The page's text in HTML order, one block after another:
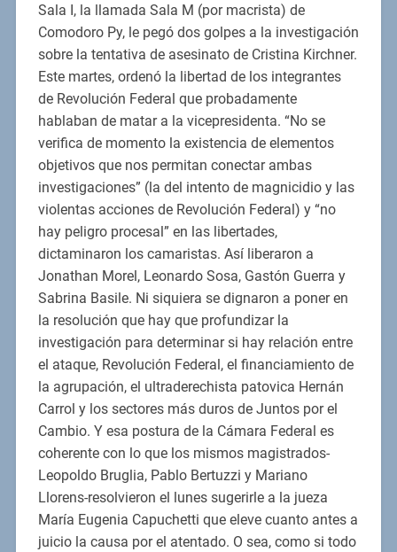
Sala I, la llamada Sala M (por macrista) de
Comodoro Py, le pegó dos golpes a la investigación
sobre la tentativa de asesinato de Cristina Kirchner.
Este martes, ordenó la libertad de los integrantes
de Revolución Federal que probadamente
hablaban de matar a la vicepresidenta. “No se
verifica de momento la existencia de elementos
objetivos que nos permitan conectar ambas
investigaciones” (la del intento de magnicidio y las
violentas acciones de Revolución Federal) y “no
hay peligro procesal” en las libertades,
dictaminaron los camaristas. Así liberaron a
Jonathan Morel, Leonardo Sosa, Gastón Guerra y
Sabrina Basile. Ni siquiera se dignaron a poner en
la resolución que hay que profundizar la
investigación para determinar si hay relación entre
el ataque, Revolución Federal, el financiamiento de
la agrupación, el ultraderechista patovica Hernán
Carrol y los sectores más duros de Juntos por el
Cambio. Y esa postura de la Cámara Federal es
coherente con lo que los mismos magistrados-
Leopoldo Bruglia, Pablo Bertuzzi y Mariano
Llorens-resolvieron el lunes sugerirle a la jueza
María Eugenia Capuchetti que eleve cuanto antes a
juicio la causa por el atentado. O sea, como si todo